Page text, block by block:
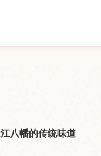
八幡的传统味道